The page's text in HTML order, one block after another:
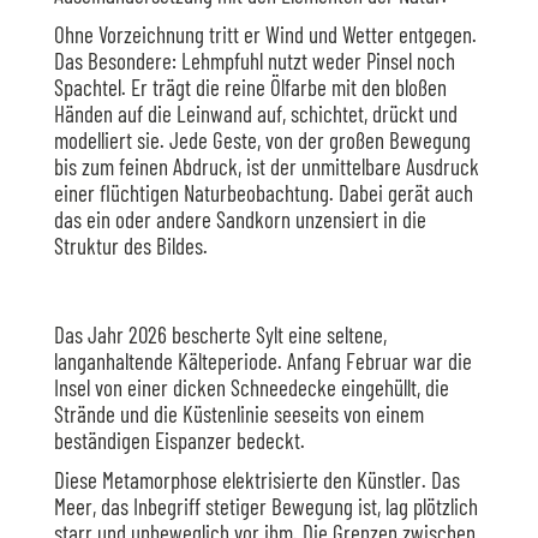
Ohne Vorzeichnung tritt er Wind und Wetter entgegen.
Das Besondere: Lehmpfuhl nutzt weder Pinsel noch
Spachtel. Er trägt die reine Ölfarbe mit den bloßen
Händen auf die Leinwand auf, schichtet, drückt und
modelliert sie. Jede Geste, von der großen Bewegung
bis zum feinen Abdruck, ist der unmittelbare Ausdruck
einer flüchtigen Naturbeobachtung. Dabei gerät auch
das ein oder andere Sandkorn unzensiert in die
Struktur des Bildes.
Das Jahr 2026 bescherte Sylt eine seltene,
langanhaltende Kälteperiode. Anfang Februar war die
Insel von einer dicken Schneedecke eingehüllt, die
Strände und die Küstenlinie seeseits von einem
beständigen Eispanzer bedeckt.
Diese Metamorphose elektrisierte den Künstler. Das
Meer, das Inbegriff stetiger Bewegung ist, lag plötzlich